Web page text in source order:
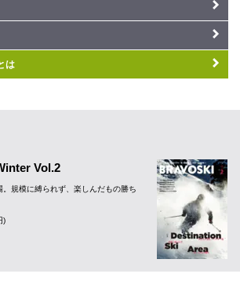
は
Vol.2
規模に縛られず、楽しんだもの勝ち
)